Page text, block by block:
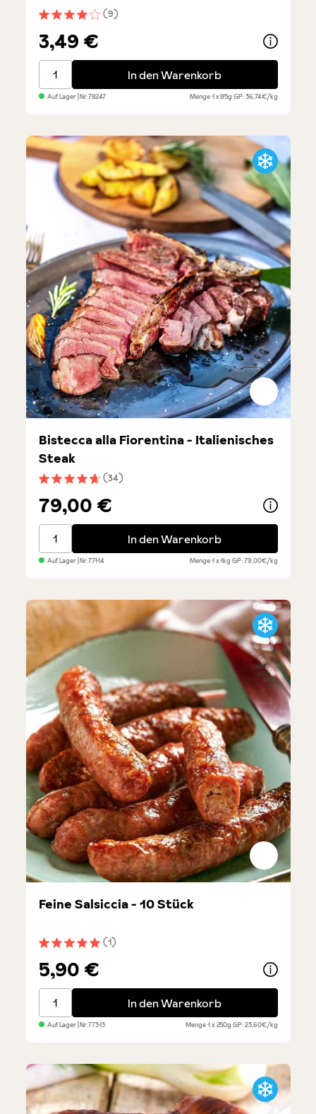
Durchschnittliche Bewertung von 4.1 von 5 Sternen
(9)
3,49 €
Tomino - Grill- und Ofenkäse
In den Warenkorb
Auf Lager| Nr.78247 Menge1 x 95gGP: 36,74€/kg
Durchschnittliche Bewertung von 4.6 von 5 Sternen
(34)
Bistecca alla Fiorentina - Italienisches
Steak
79,00 €
Bistecca alla Fiorentina - Italienisches Steak
In den Warenkorb
Auf Lager| Nr.77114 Menge1 x 1kgGP: 79,00€/kg
Durchschnittliche Bewertung von 5 von 5 Sternen
(1)
Feine Salsiccia - 10 Stück
5,90 €
Feine Salsiccia - 10 StückIn den Warenkorb
Auf Lager| Nr.77313 Menge1 x 250gGP: 23,60€/kg